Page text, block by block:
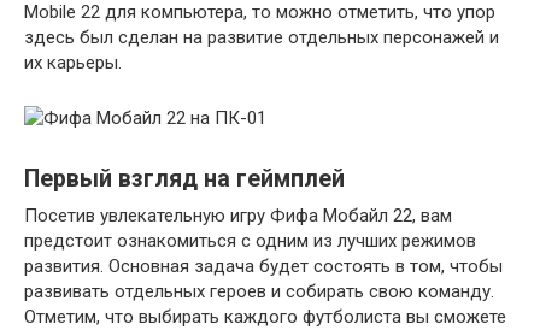
Mobile 22 для компьютера, то можно отметить, что упор
здесь был сделан на развитие отдельных персонажей и
их карьеры.
Первый взгляд на геймплей
Посетив увлекательную игру Фифа Мобайл 22, вам
предстоит ознакомиться с одним из лучших режимов
развития. Основная задача будет состоять в том, чтобы
развивать отдельных героев и собирать свою команду.
Отметим, что выбирать каждого футболиста вы сможете